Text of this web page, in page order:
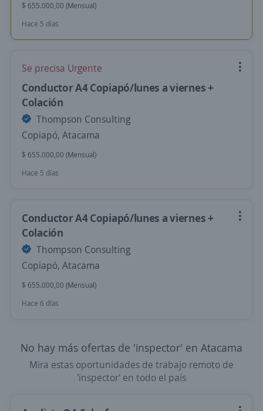
$ 655.000,00 (Mensual)
Hace 5 días
Se precisa Urgente
Conductor A4 Copiapó/lunes a viernes +
Colación
Thompson Consulting
Copiapó, Atacama
$ 655.000,00 (Mensual)
Hace 5 días
Conductor A4 Copiapó/lunes a viernes +
Colación
Thompson Consulting
Copiapó, Atacama
$ 655.000,00 (Mensual)
Hace 6 días
No hay más ofertas de 'inspector' en Atacama
Mira estas oportunidades de trabajo remoto de
'inspector' en todo el país